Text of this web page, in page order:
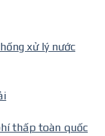
xử lý nước
thấp toàn quốc